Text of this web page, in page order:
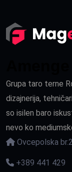
Grupa taro terne
dizajnerija,
so isilen baro
nevo ko
Ovcepolska
+389 441 429